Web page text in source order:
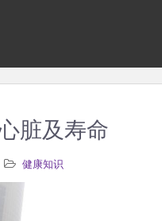
脏及寿命
健康知识